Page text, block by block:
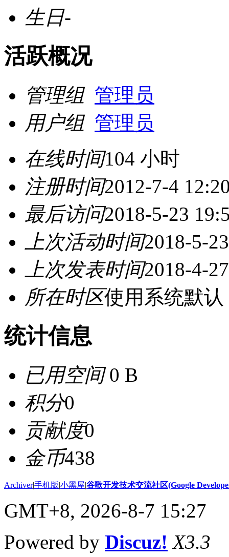
生日-
活跃概况
管理组 管理员
用户组 管理员
在线时间104 小时
注册时间2012-7-4
最后访问2018-5-23
上次活动时间2018-5-
上次发表时间2018-4-
所在时区使用系统默认
统计信息
已用空间0 B
积分0
贡献度0
金币438
Archiver|手机版|小黑屋|谷歌开发技术交流社区(Google
GMT+8, 2026-8-7 15:27
Powered by Discuz! X3.3